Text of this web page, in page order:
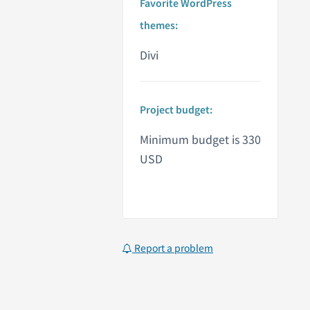
Favorite WordPress
themes:
Divi
Project budget:
Minimum budget is 330
USD
Report a problem